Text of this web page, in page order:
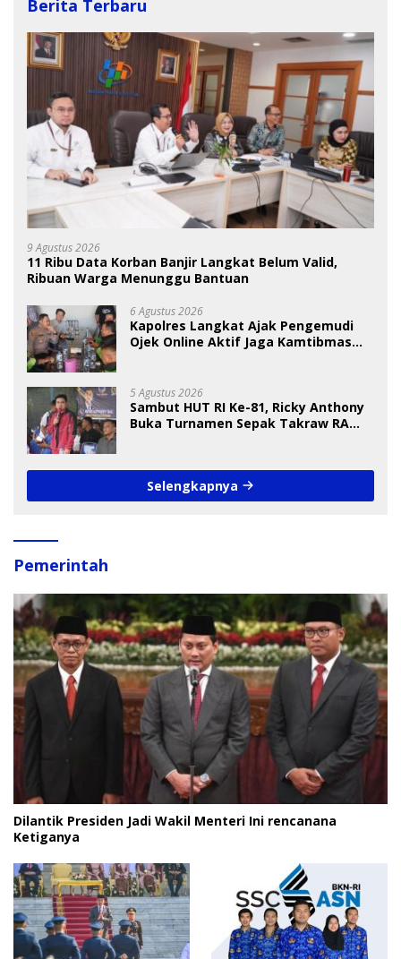
Berita Terbaru
9 Agustus 2026
11 Ribu Data Korban Banjir Langkat Belum Valid,
Ribuan Warga Menunggu Bantuan
6 Agustus 2026
Kapolres Langkat Ajak Pengemudi
Ojek Online Aktif Jaga Kamtibmas
5 Agustus 2026
Sambut HUT RI Ke-81, Ricky Anthony
Buka Turnamen Sepak Takraw RA
Selengkapnya
Pemerintah
Dilantik Presiden Jadi Wakil Menteri Ini rencanana
Ketiganya